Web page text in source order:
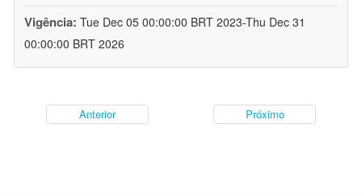
Vigência: Tue Dec 05 00:00:00 BRT 2023-Thu Dec 31
00:00:00 BRT 2026
Anterior Próximo